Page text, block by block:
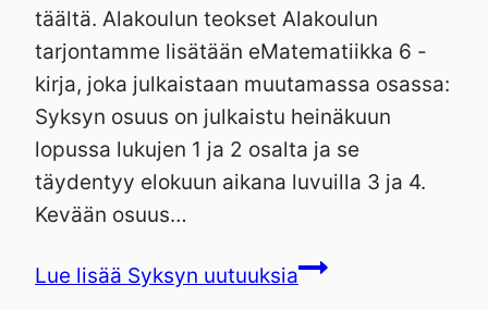
täältä. Alakoulun teokset Alakoulun
tarjontamme lisätään eMatematiikka 6 -
kirja, joka julkaistaan muutamassa osassa:
Syksyn osuus on julkaistu heinäkuun
lopussa lukujen 1 ja 2 osalta ja se
täydentyy elokuun aikana luvuilla 3 ja 4.
Kevään osuus…
Lue lisää Syksyn uutuuksia